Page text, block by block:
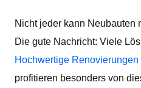
Nicht jeder kann Neubauten
Die gute Nachricht: Viele
Hochwertige Renovierungen
profitieren besonders von